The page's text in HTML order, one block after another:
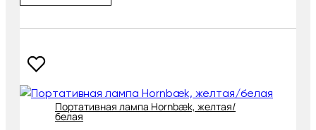
Портативная лампа Hornbæk, желтая/
белая